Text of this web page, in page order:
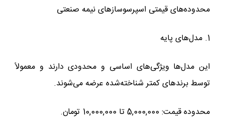
محدوده‌های قیمتی اسپرسوسازهای نیمه‌ صنعتی
1. مدل‌های پایه
این مدل‌ها ویژگی‌های اساسی و محدودی دارند و معمولاً
توسط برندهای کمتر شناخته‌شده عرضه می‌شوند.
محدوده قیمت: 5,000,000 تا 10,000,000 تومان.